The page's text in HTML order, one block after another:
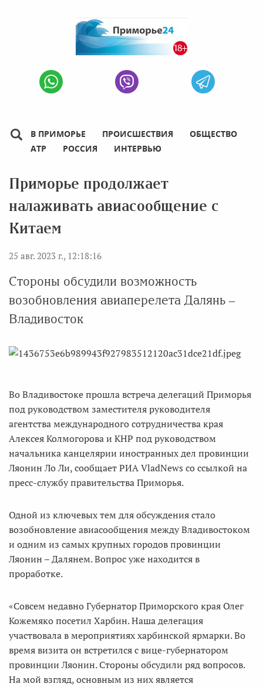
В ПРИМОРЬЕ ПРОИСШЕСТВИЯ
ОБЩЕСТВО
АТР
РОССИЯ ИНТЕРВЬЮ
Приморье продолжает
налаживать авиасообщение с
Китаем
25 авг. 2023 г., 12:18:16
Стороны обсудили возможность
возобновления авиаперелета Далянь –
Владивосток
Во Владивостоке прошла встреча делегаций Приморья
под руководством заместителя руководителя
агентства международного сотрудничества края
Алексея Колмогорова и КНР под руководством
начальника канцелярии иностранных дел провинции
Ляонин Ло Ли, сообщает РИА VladNews со ссылкой на
пресс-службу правительства Приморья.
Одной из ключевых тем для обсуждения стало
возобновление авиасообщения между Владивостоком
и одним из самых крупных городов провинции
Ляонин – Далянем. Вопрос уже находится в
проработке.
«Совсем недавно Губернатор Приморского края Олег
Кожемяко посетил Харбин. Наша делегация
участвовала в мероприятиях харбинской ярмарки. Во
время визита он встретился с вице-губернатором
провинции Ляонин. Стороны обсудили ряд вопросов.
На мой взгляд, основным из них является